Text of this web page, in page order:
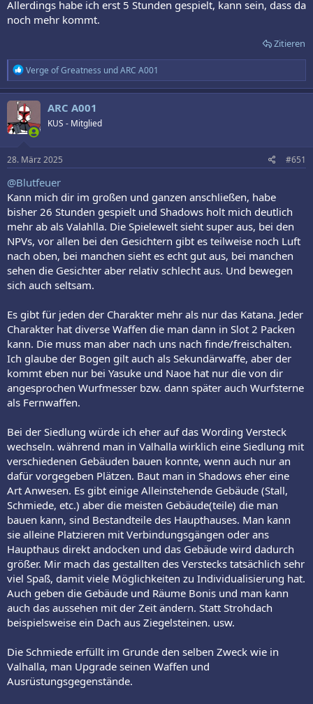
Allerdings habe ich erst 5 Stunden gespielt, kann sein, dass da
noch mehr kommt.
Zitieren
R
e
a
k
t
i
o
e
n
:
Verge of Greatness undARC A001
ARC A001
KUS - Mitglied
28. März 2025 #651
@Blutfeuer
Kann mich dir im großen und ganzen anschließen, habe
bisher 26 Stunden gespielt und Shadows holt mich deutlich
mehr ab als Valahlla. Die Spielewelt sieht super aus, bei den
NPVs, vor allen bei den Gesichtern gibt es teilweise noch Luft
nach oben, bei manchen sieht es echt gut aus, bei manchen
sehen die Gesichter aber relativ schlecht aus. Und bewegen
sich auch seltsam.
Es gibt für jeden der Charakter mehr als nur das Katana. Jeder
Charakter hat diverse Waffen die man dann in Slot 2 Packen
kann. Die muss man aber nach uns nach finde/freischalten.
Ich glaube der Bogen gilt auch als Sekundärwaffe, aber der
kommt eben nur bei Yasuke und Naoe hat nur die von dir
angesprochen Wurfmesser bzw. dann später auch Wurfsterne
als Fernwaffen.
Bei der Siedlung würde ich eher auf das Wording Versteck
wechseln. während man in Valhalla wirklich eine Siedlung mit
verschiedenen Gebäuden bauen konnte, wenn auch nur an
dafür vorgegeben Plätzen. Baut man in Shadows eher eine
Art Anwesen. Es gibt einige Alleinstehende Gebäude (Stall,
Schmiede, etc.) aber die meisten Gebäude(teile) die man
bauen kann, sind Bestandteile des Haupthauses. Man kann
sie alleine Platzieren mit Verbindungsgängen oder ans
Haupthaus direkt andocken und das Gebäude wird dadurch
größer. Mir mach das gestallten des Verstecks tatsächlich sehr
viel Spaß, damit viele Möglichkeiten zu Individualisierung hat.
Auch geben die Gebäude und Räume Bonis und man kann
auch das aussehen mit der Zeit ändern. Statt Strohdach
beispielsweise ein Dach aus Ziegelsteinen. usw.
Die Schmiede erfüllt im Grunde den selben Zweck wie in
Valhalla, man Upgrade seinen Waffen und
Ausrüstungsgegenstände.